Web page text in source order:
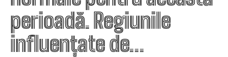
perioadă. Regiunile
influențate de…